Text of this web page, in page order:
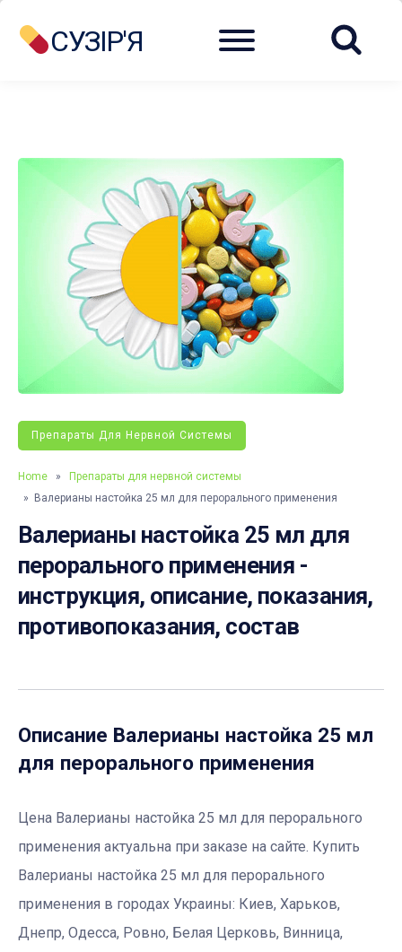
СУЗІР'Я Menu
Препараты Для Нервной Системы
Home »
Препараты для нервной системы
» Валерианы настойка 25 мл для перорального применения
Валерианы настойка 25 мл для
перорального применения -
инструкция, описание, показания,
противопоказания, состав
Описание Валерианы настойка 25 мл
для перорального применения
Цена Валерианы настойка 25 мл для перорального
применения актуальна при заказе на сайте. Купить
Валерианы настойка 25 мл для перорального
применения в городах Украины: Киев, Харьков,
Днепр, Одесса, Ровно, Белая Церковь, Винница,